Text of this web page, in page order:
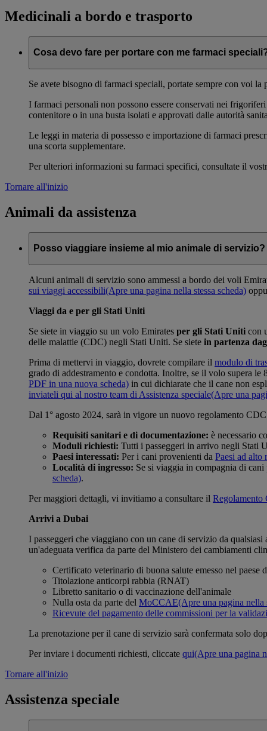
Medicinali a bordo e trasporto
Cosa devo fare per portare con me farmaci
Se avete bisogno di farmaci speciali, portate sempre con voi
I farmaci personali non possono essere conservati nei
contenitore o in una busta isolati e approvati dalle autorità
Le leggi in materia di possesso e importazione di farmaci
una scorta supplementare.
Per ulteriori informazioni su farmaci specifici, consultate il
Tornare all'inizio
Animali da assistenza
Posso viaggiare insieme al mio animale di servizio?
Alcuni animali di servizio sono ammessi a bordo dei voli
sui viaggi accessibili(Apre una pagina nella stessa scheda)
Viaggi da e per gli Stati Uniti
Se siete in viaggio su un volo Emirates per gli Stati Uniti con
delle malattie (CDC) negli Stati Uniti. Se siete in partenza
Prima di mettervi in viaggio, dovrete compilare il modulo di
grado di addestramento e condotta. Inoltre, se il volo supera le
PDF in una nuova scheda) in cui dichiarate che il cane non
inviateli qui al nostro team di Assistenza speciale(Apre una
Dal 1° agosto 2024, sarà in vigore un nuovo regolamento
Requisiti sanitari e di documentazione: è necessario
Moduli richiesti: Tutti i passeggeri in arrivo negli Stati
Paesi interessati: Per i cani provenienti da Paesi ad alto
Località di ingresso: Se si viaggia in compagnia di cani
scheda).
Per maggiori dettagli, vi invitiamo a consultare il Regolamento
Arrivi a Dubai
I passeggeri che viaggiano con un cane di servizio da
un'adeguata verifica da parte del Ministero dei cambiamenti
Certificato veterinario di buona salute emesso nel paese
Titolazione anticorpi rabbia (RNAT)
Libretto sanitario o di vaccinazione dell'animale
Nulla osta da parte del MoCCAE(Apre una pagina nella
Ricevute del pagamento delle commissioni per la
La prenotazione per il cane di servizio sarà confermata solo
Per inviare i documenti richiesti, cliccate qui(Apre una pagina
Tornare all'inizio
Assistenza speciale